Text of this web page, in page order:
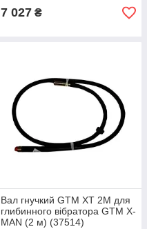
7 027 ₴
Вал гнучкий GTM XT 2M для
глибинного вібратора GTM X-
MAN (2 м) (37514)